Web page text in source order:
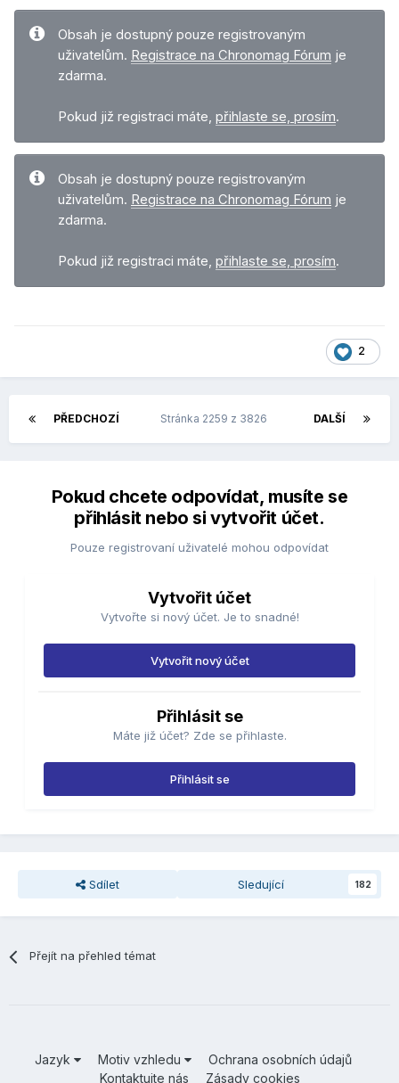
Obsah je dostupný pouze registrovaným
uživatelům. Registrace na Chronomag Fórum je
zdarma.
Pokud již registraci máte, přihlaste se, prosím.
Obsah je dostupný pouze registrovaným
uživatelům. Registrace na Chronomag Fórum je
zdarma.
Pokud již registraci máte, přihlaste se, prosím.
2
PŘEDCHOZÍ DALŠÍ
Stránka 2259 z 3826
Pokud chcete odpovídat, musíte se
přihlásit nebo si vytvořit účet.
Pouze registrovaní uživatelé mohou odpovídat
Vytvořit účet
Vytvořte si nový účet. Je to snadné!
Vytvořit nový účet
Přihlásit se
Máte již účet? Zde se přihlaste.
Přihlásit se
Sdílet Sledující 182
Přejít na přehled témat
Jazyk Motiv vzhledu
Ochrana osobních údajů
Kontaktujte nás
Zásady cookies